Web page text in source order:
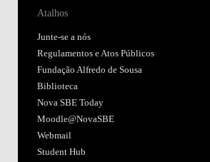
Atalhos
Junte-se a nós
Regulamentos e Atos Públicos
Fundação Alfredo de Sousa
Biblioteca
Nova SBE Today
Moodle@NovaSBE
Webmail
Student Hub